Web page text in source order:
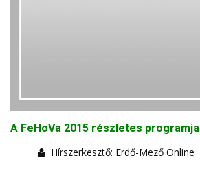
A FeHoVa 2015 részletes programja
Hírszerkesztő: Erdő-Mező Online